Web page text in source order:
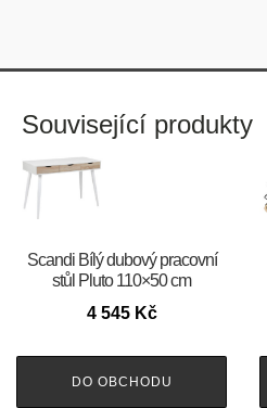
Související produkty
Scandi Bílý dubový pracovní
stůl Pluto 110×50 cm
4 545 Kč
DO OBCHODU